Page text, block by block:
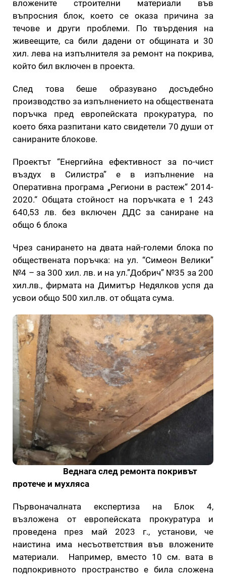
вложените строителни материали във
въпросния блок, което се оказа причина за
течове и други проблеми. По твърдения на
живеещите, са били дадени от общината и 30
хил. лева на изпълнителя за ремонт на покрива,
който бил включен в проекта.
След това беше образувано досъдебно
производство за изпълнението на обществената
поръчка пред европейската прокуратура, по
което бяха разпитани като свидетели 70 души от
санираните блокове.
Проектът “Енергийна ефективност за по-чист
въздух в Силистра” е в изпълнение на
Оперативна програма „Региони в растеж“ 2014-
2020.“ Общата стойност на поръчката е 1 243
640,53 лв. без включен ДДС за саниране на
общо 6 блока
Чрез санирането на двата най-големи блока по
обществената поръчка: на ул. “Симеон Велики”
№4 – за 300 хил. лв. и на ул.”Добрич” №35 за 200
хил.лв., фирмата на Димитър Недялков успя да
усвои общо 500 хил.лв. от общата сума.
Веднага след ремонта покривът
протече и мухляса
Първоначалната експертиза на Блок 4,
възложена от европейската прокуратура и
проведена през май 2023 г., установи, че
наистина има несъответствия във вложените
материали. Например, вместо 10 см. вата в
подпокривното пространство е била сложена